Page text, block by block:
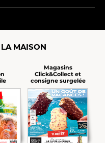
LA MAISON
Magasins
Click&Collect et
consigne surgelée